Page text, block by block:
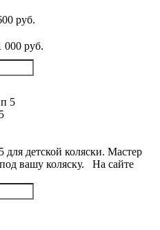
руб.
000 руб.
для детской коляски. Мастер
вашу коляску. На сайте